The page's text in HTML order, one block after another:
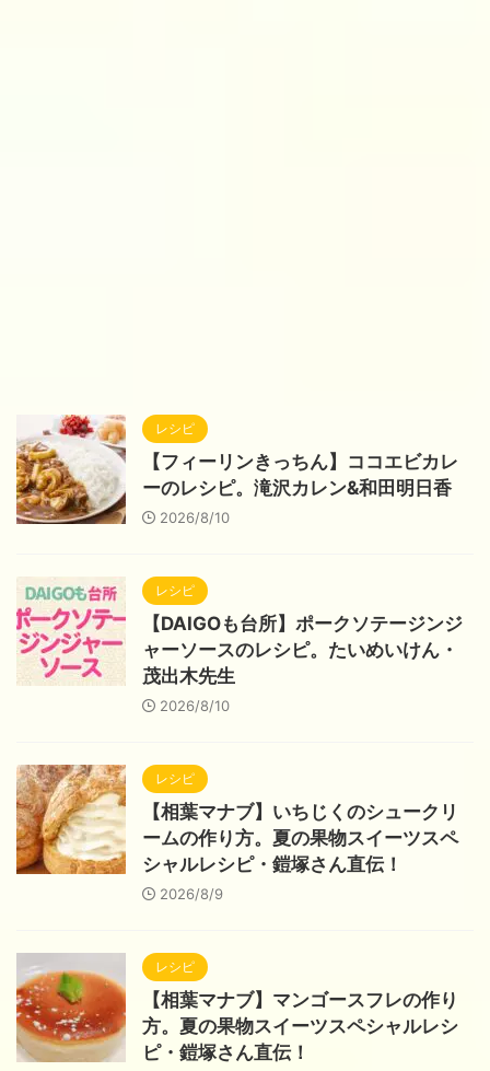
レシピ
【フィーリンきっちん】ココエビカレ
ーのレシピ。滝沢カレン&和田明日香
2026/8/10
レシピ
【DAIGOも台所】ポークソテージンジ
ャーソースのレシピ。たいめいけん・
茂出木先生
2026/8/10
レシピ
【相葉マナブ】いちじくのシュークリ
ームの作り方。夏の果物スイーツスペ
シャルレシピ・鎧塚さん直伝！
2026/8/9
レシピ
【相葉マナブ】マンゴースフレの作り
方。夏の果物スイーツスペシャルレシ
ピ・鎧塚さん直伝！